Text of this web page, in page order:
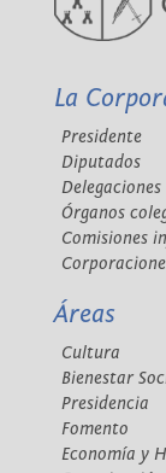
La
Presidente
Diputados
Delegaciones
Órganos
Comisiones
Áreas
Cultura
Bienestar
Presidencia
Fomento
Economía y